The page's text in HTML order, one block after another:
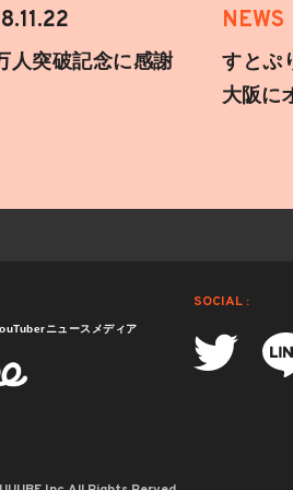
人突破記念に感謝
NEWS
すとぷ
大阪に
ニュースメディア
SOCIAL :